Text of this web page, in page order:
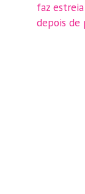
faz
depois de